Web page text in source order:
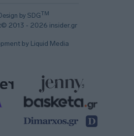
by SDGTM
2013 - 2026 insider.gr
by Liquid Media